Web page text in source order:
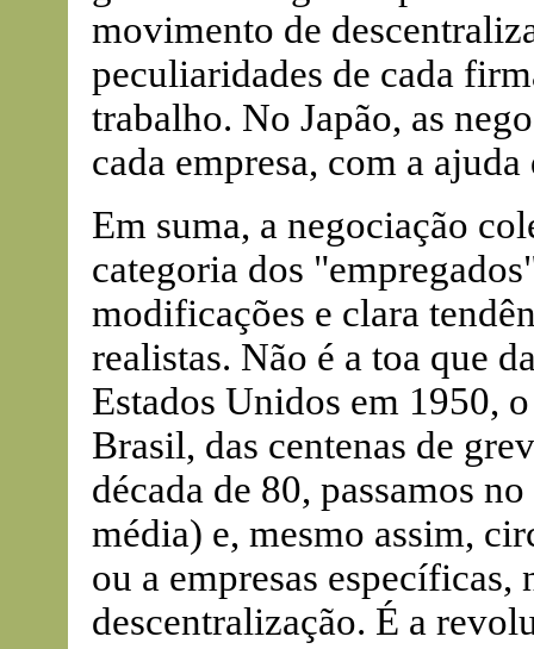
movimento de
peculiaridades de cada
trabalho. No Japão, as
cada empresa, com a
Em suma, a negociação
categoria dos
modificações e clara
realistas. Não é a toa que
Estados Unidos em 1950,
Brasil, das centenas de
década de 80, passamos
média) e, mesmo assim,
ou a empresas
descentralização. É a